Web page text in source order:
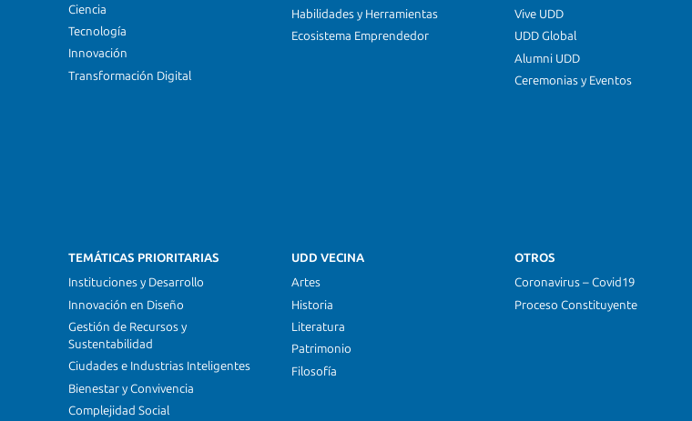
Ciencia
Tecnología
Innovación
Transformación Digital
Habilidades y Herramientas
Ecosistema Emprendedor
Vive UDD
UDD Global
Alumni UDD
Ceremonias y Eventos
TEMÁTICAS PRIORITARIAS
Instituciones y Desarrollo
Innovación en Diseño
Gestión de Recursos y
Sustentabilidad
Ciudades e Industrias Inteligentes
Bienestar y Convivencia
Complejidad Social
UDD VECINA
Artes
Historia
Literatura
Patrimonio
Filosofía
OTROS
Coronavirus – Covid19
Proceso Constituyente